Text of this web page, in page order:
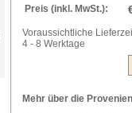
Preis (inkl. MwSt.):
Voraussichtliche
4 - 8 Werktage
Mehr über die